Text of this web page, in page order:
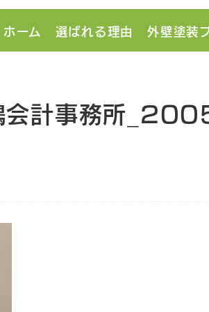
ホーム 選ばれる理由 外壁塗装
会計事務所